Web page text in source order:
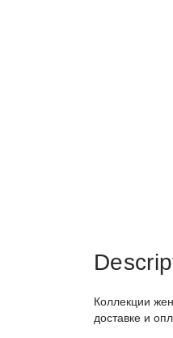
Коллекции
доставке и